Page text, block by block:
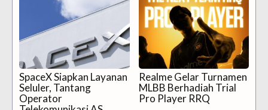
SpaceX Siapkan Layanan
Seluler, Tantang
Operator
Realme Gelar Turnamen
MLBB Berhadiah Trial
Pro Player RRQ